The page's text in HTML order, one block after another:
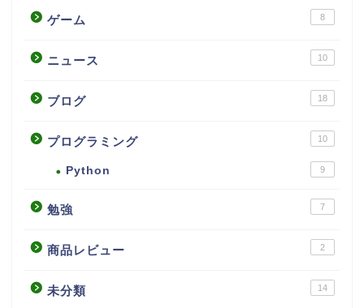
ゲーム 8
ニュース 10
ブログ 18
プログラミング 10
Python 9
勉強 7
商品レビュー 2
未分類 14